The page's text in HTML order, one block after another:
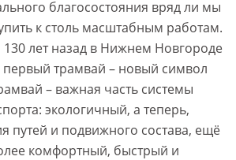
благосостояния вряд ли мы
к столь масштабным работам.
лет назад в Нижнем Новгороде
первый трамвай – новый символ
– важная часть системы
экологичный, а теперь,
путей и подвижного состава, ещё
комфортный, быстрый и